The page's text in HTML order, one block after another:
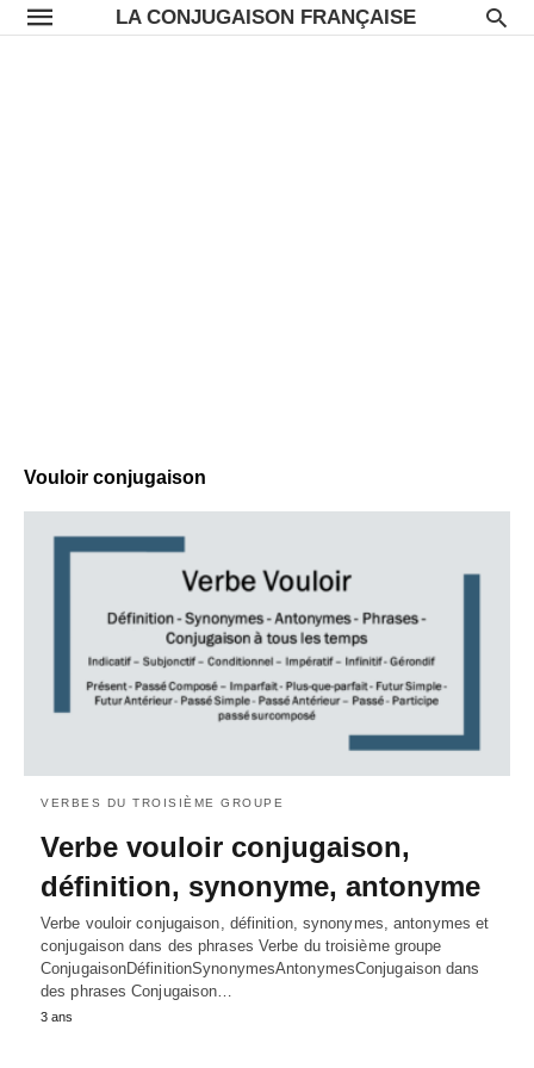
LA CONJUGAISON FRANÇAISE
Vouloir conjugaison
VERBES DU TROISIÈME GROUPE
Verbe vouloir conjugaison,
définition, synonyme, antonyme
Verbe vouloir conjugaison, définition, synonymes, antonymes et
conjugaison dans des phrases Verbe du troisième groupe
ConjugaisonDéfinitionSynonymesAntonymesConjugaison dans
des phrases Conjugaison…
3 ans